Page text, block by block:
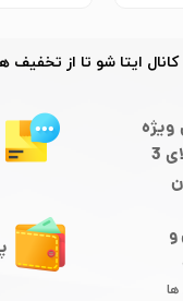
ویژه
سفارشات بالای 3
و
ها
ایتا شو تا از تخفیف